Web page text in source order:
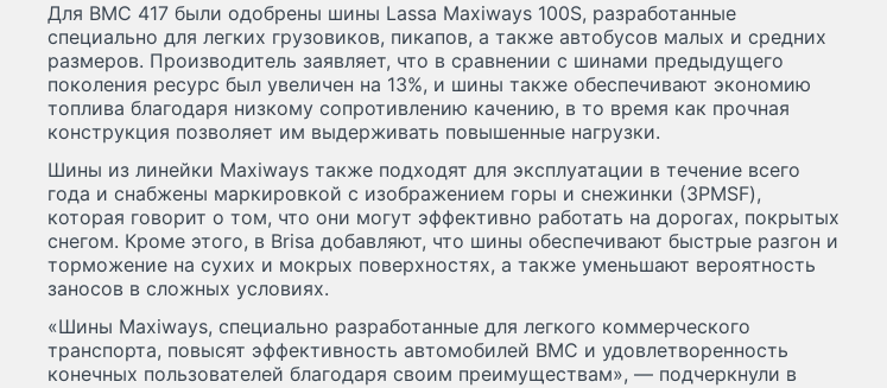
Для BMC 417 были одобрены шины Lassa Maxiways 100S, разработанные
специально для легких грузовиков, пикапов, а также автобусов малых и средних
размеров. Производитель заявляет, что в сравнении с шинами предыдущего
поколения ресурс был увеличен на 13%, и шины также обеспечивают экономию
топлива благодаря низкому сопротивлению качению, в то время как прочная
конструкция позволяет им выдерживать повышенные нагрузки.
Шины из линейки Maxiways также подходят для эксплуатации в течение всего
года и снабжены маркировкой с изображением горы и снежинки (3PMSF),
которая говорит о том, что они могут эффективно работать на дорогах, покрытых
снегом. Кроме этого, в Brisa добавляют, что шины обеспечивают быстрые разгон и
торможение на сухих и мокрых поверхностях, а также уменьшают вероятность
заносов в сложных условиях.
«Шины Maxiways, специально разработанные для легкого коммерческого
транспорта, повысят эффективность автомобилей BMC и удовлетворенность
конечных пользователей благодаря своим преимуществам», — подчеркнули в